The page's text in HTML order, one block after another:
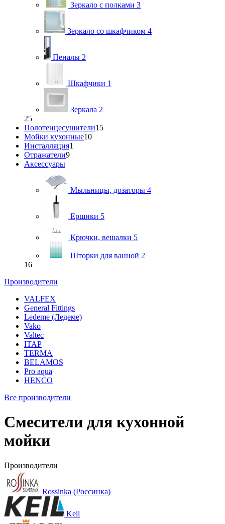
Зеркало с полками 3
Зеркало со шкафчиком 4
Пеналы 2
Шкафчики 1
Зеркала 2
25
Полотенцесушители15
Мойки кухонные10
Инсталляция1
Отражатели9
Аксессуары
Мыльницы, дозаторы 4
Ершики 5
Крючки, вешалки 5
Шторки для ванной 2
16
Производители
VALFEX
General Fittings
Ledeme (Ледеме)
Vako
Valtec
ITAP
TERMA
BELAMOS
Pro aqua
HENCO
Все производители
Смесители для кухонной
мойки
Производители
Rossinka (Россинка)
Keil